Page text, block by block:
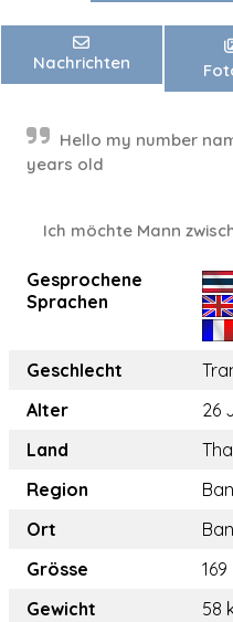
Nachrichten
Hello my number
years old
Ich möchte Mann
Gesprochene
Sprachen
Geschlecht
Alter
26
Land
Region
Ort
Grösse
Gewicht
58